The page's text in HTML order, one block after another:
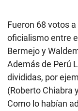
Fueron 68 votos
oficialismo entre
Bermejo y
Además de Perú
divididas, por
(Roberto Chiabra
Como lo habían